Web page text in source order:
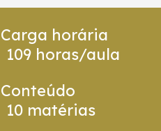
Carga horária
109 horas/aula
Conteúdo
10 matérias